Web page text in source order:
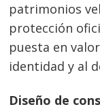
patrimonios
protección
puesta en
identidad y al
Diseño de